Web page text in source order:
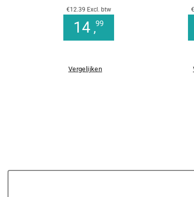
€12.39 Excl. btw
14,99
Vergelijken